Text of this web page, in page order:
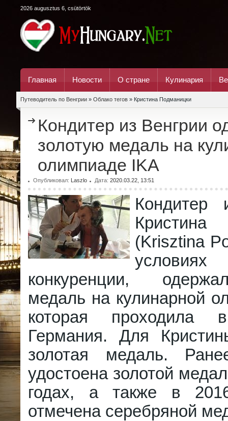
2026 augusztus 6, csütörtök
Главная Новости О стране Кулинария
Путеводитель по Венгрии » Облако тегов » Кристина Подманицки
Кондитер из Венгрии
золотую медаль на
олимпиаде IKA
Опубликовал: Laszlo Дата: 2020.03.22, 13:51
Кондитер
Кристина
(Krisztina
конкуренции,
медаль на кулинарной
которая проходила
Германия. Для
золотая медаль.
удостоена золотой
годах, а также в
отмечена серебряной